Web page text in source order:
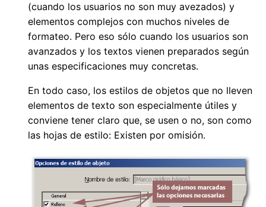
(cuando los usuarios no son muy avezados) y
elementos complejos con muchos niveles de
formateo. Pero eso sólo cuando los usuarios son
avanzados y los textos vienen preparados según
unas especificaciones muy concretas.
En todo caso, los estilos de objetos que no lleven
elementos de texto son especialmente útiles y
conviene tener claro que, se usen o no, son como
las hojas de estilo: Existen por omisión.